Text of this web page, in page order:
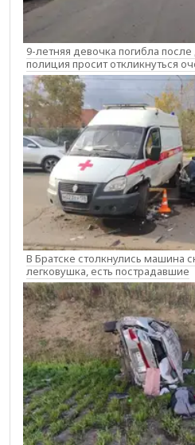
9-летняя девочка погибла
полиция просит откликнуться
В Братске столкнулись машина
легковушка, есть пострадавшие